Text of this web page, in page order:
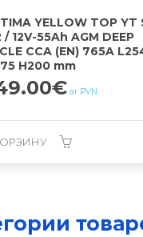
YELLOW TOP YT
/ 12V-55Ah AGM DEEP
CCA (EN) 765A
H200 mm
€ ar PVN